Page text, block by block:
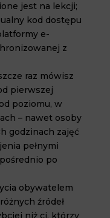
jest na lekcji;
kod dostępu
e-
z
raz mówisz
pierwszej
poziomu, w
– nawet osoby
godzinach zajęć
pełnymi
po
obywatelem
źródeł
niż ci, którzy